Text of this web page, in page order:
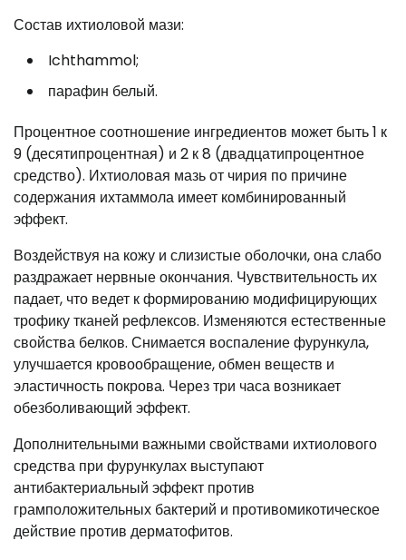
Состав ихтиоловой мази:
Ichthammol;
парафин белый.
Процентное соотношение ингредиентов может быть 1 к
9 (десятипроцентная) и 2 к 8 (двадцатипроцентное
средство). Ихтиоловая мазь от чирия по причине
содержания ихтаммола имеет комбинированный
эффект.
Воздействуя на кожу и слизистые оболочки, она слабо
раздражает нервные окончания. Чувствительность их
падает, что ведет к формированию модифицирующих
трофику тканей рефлексов. Изменяются естественные
свойства белков. Снимается воспаление фурункула,
улучшается кровообращение, обмен веществ и
эластичность покрова. Через три часа возникает
обезболивающий эффект.
Дополнительными важными свойствами ихтиолового
средства при фурункулах выступают
антибактериальный эффект против
грамположительных бактерий и противомикотическое
действие против дерматофитов.